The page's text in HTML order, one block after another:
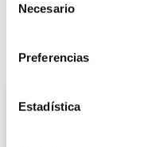
Necesario
Preferencias
Estadística
También te puede interesar